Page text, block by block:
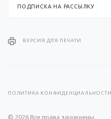
ПОДПИСКА НА РАССЫЛКУ
ВЕРСИЯ ДЛЯ ПЕЧАТИ
ПОЛИТИКА КОНФИДЕНЦИАЛЬНОСТИ
© 2026 Все права защищены.